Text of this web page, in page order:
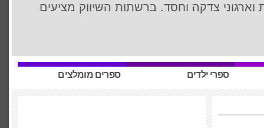
צדקה וחסד. ברשתות השיווק מציעים
ספרי ילדים ספרים מומלצים